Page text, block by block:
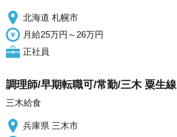
北海道 札幌市
月給25万円～26万円
正社員
調理師/早期転職可/常勤/三木 粟生線
三木給食
兵庫県 三木市